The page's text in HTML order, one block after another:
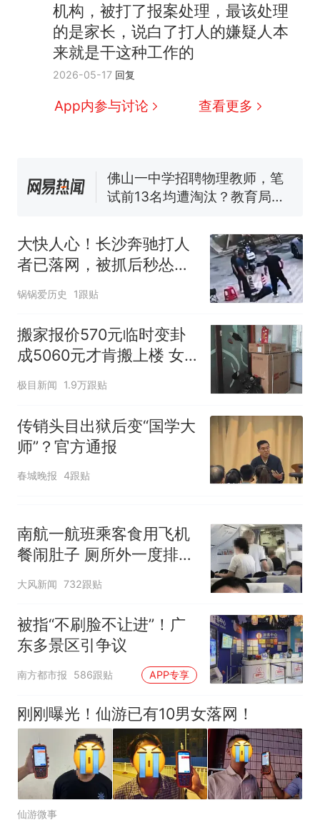
机构，被打了报案处理，最该处理
的是家长，说白了打人的嫌疑人本
来就是干这种工作的
2026-05-17 回复
App内参与讨论 查看更多
热
那个在床头放菜刀的女孩，
因老师一句“跟我回家”改写了
人生
新
搬家报价570元，搬到楼下
交5060元才肯搬上楼！女子傻
眼了……
空调24小时开着反而更省电？
已叫停招聘，成立调查组全面
核查
“不建议大家买深色蛋糕”上热
搜，网友：天塌了！
汁，致多名乘客在飞行途中排
队上厕所！乘客：机上100多
人只有2个厕所；客服回应：并
非每架飞机都会发放西梅汁
热
那个在床头放菜刀的女孩，
因老师一句“跟我回家”改写了
大快人心！长沙奔驰打人
者已落网，被抓后秒怂，
3万赔偿全额兜底
锅锅爱历史 1跟贴
搬家报价570元临时变卦
成5060元才肯搬上楼 女
子傻眼
极目新闻 1.9万跟贴
传销头目出狱后变“国学大
师”？官方通报
春城晚报 4跟贴
南航一航班乘客食用飞机
餐闹肚子 厕所外一度排长
队
大风新闻 732跟贴
被指“不刷脸不让进”！广
东多景区引争议
南方都市报 586跟贴 APP专享
刚刚曝光！仙游已有10男女落网！
仙游微事